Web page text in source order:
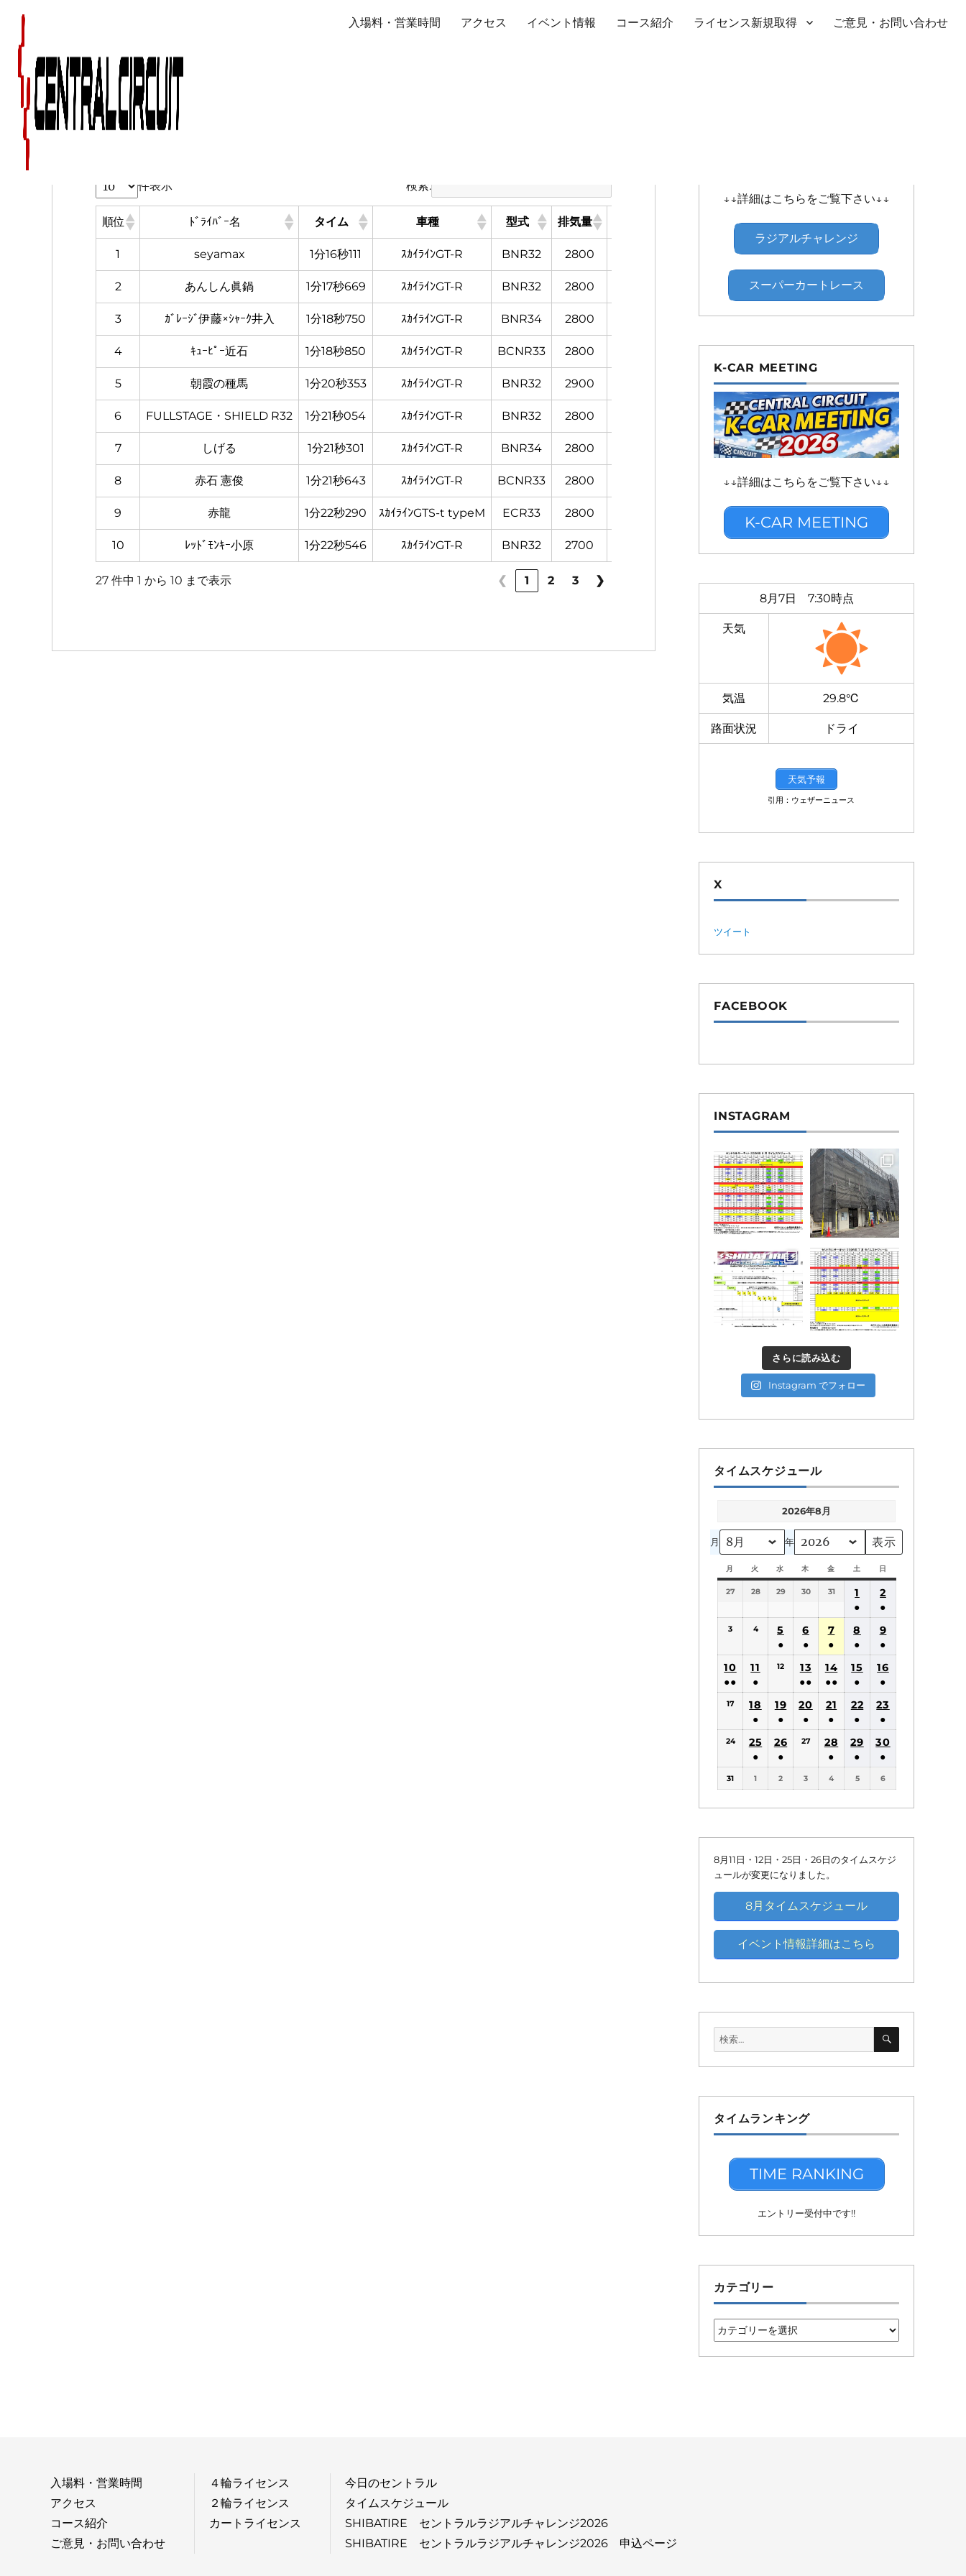
入場料・営業時間 アクセス イベント情報 コース紹介 ライセンス新規取得 ご意見・お問い合わせ
スカイライン タイムランキング
件表示 検索:
順位 ﾄﾞﾗｲﾊﾞｰ名 タイム 車種 型式 排気量 計測日 ｸﾗｽ
1 seyamax 1分16秒111 ｽｶｲﾗｲﾝGT-R BNR32 2800 2024/1/28 2WD後駆ﾀｰﾎﾞ
2 あんしん眞鍋 1分17秒669 ｽｶｲﾗｲﾝGT-R BNR32 2800 2018/1/20 4WD
3 ｶﾞﾚｰｼﾞ伊藤×ｼｬｰｸ井入 1分18秒750 ｽｶｲﾗｲﾝGT-R BNR34 2800 Sﾀｲﾔ YH 2017/1/27 4WD
4 ｷｭｰﾋﾟｰ近石 1分18秒850 ｽｶｲﾗｲﾝGT-R BCNR33 2800
5 朝霞の種馬 1分20秒353 ｽｶｲﾗｲﾝGT-R BNR32 2900 Sﾀｲﾔ YH 2017/1/22 4WD
6 FULLSTAGE・SHIELD R32 1分21秒054 ｽｶｲﾗｲﾝGT-R BNR32 2800 Sﾀｲﾔ YH 2021/1/31 4WD
7 しげる 1分21秒301 ｽｶｲﾗｲﾝGT-R BNR34 2800 Sﾀｲﾔ YH 2014/4/06 4WD
8 赤石 憲俊 1分21秒643 ｽｶｲﾗｲﾝGT-R BCNR33 2800 Sﾀｲﾔ YH 2018/2/22 4WD
9 赤龍 1分22秒290 ｽｶｲﾗｲﾝGTS-t typeM ECR33 2800 Sﾀｲﾔ YH 2WD後駆ﾀｰﾎﾞ
10 ﾚｯﾄﾞﾓﾝｷｰ小原 1分22秒546 ｽｶｲﾗｲﾝGT-R BNR32 2700
27 件中 1 から 10 まで表示 ❮ 1 2 3 ❯
↓↓詳細はこちらをご覧下さい↓↓
ラジアルチャレンジ
スーパーカートレース
K-CAR MEETING
↓↓詳細はこちらをご覧下さい↓↓
K-CAR MEETING
8月7日 7:30時点
天気
気温 29.8℃
路面状況 ドライ
天気予報
引用：ウェザーニュース
X
ツイート
FACEBOOK
INSTAGRAM
さらに読み込む
Instagram でフォロー
タイムスケジュール
2026年8月
月 年
月
曜
日
火
曜
日
水
曜
日
木
曜
日
金
曜
土
曜
日
曜
27 28 29 30 31
1
●
(1
件
の
イ
ベ
ン
ト)
2
●
(1
件
の
イ
ベ
ン
ト)
3 4
5
●
(1
の
イ
ベ
ン
ト)
6
●
(1
件
の
イ
ベ
ン
7
●
(1
件
の
イ
ベ
ン
ト)
8
●
(1
件
の
イ
ベ
ン
ト)
9
●
(1
件
の
イ
ベ
ン
ト)
10
●●
(2
の
イ
ン
11
●
(1
件
の
イ
ベ
ン
12
13
●●
(2
件
の
イ
ン
14
●●
(2
件
の
イ
ベ
ン
15
●
(1
件
の
イ
ベ
ン
16
●
(1
件
の
イ
ベ
ン
17
18
●
(1
件
イ
19
●
(1
件
イ
20
●
(1
イ
21
●
(1
件
イ
22
●
(1
件
イ
23
●
(1
件
イ
24
25
●
件
ベ
ン
ト)
26
●
件
ベ
ン
ト)
27
28
●
件
ベ
ン
29
●
件
ベ
ン
30
●
件
ベ
ン
31 1 2 3 4 5 6
8月11日・12日・25日・26日のタイムスケジ
ュールが変更になりました。
8月タイムスケジュール
イベント情報詳細はこちら
検
索:
検
タイムランキング
TIME RANKING
エントリー受付中です!!
カテゴリー
カ
テ
入場料・営業時間
アクセス
コース紹介
ご意見・お問い合わせ
４輪ライセンス
２輪ライセンス
カートライセンス
今日のセントラル
タイムスケジュール
SHIBATIRE セントラルラジアルチャレンジ2026
SHIBATIRE セントラルラジアルチャレンジ2026 申込ページ